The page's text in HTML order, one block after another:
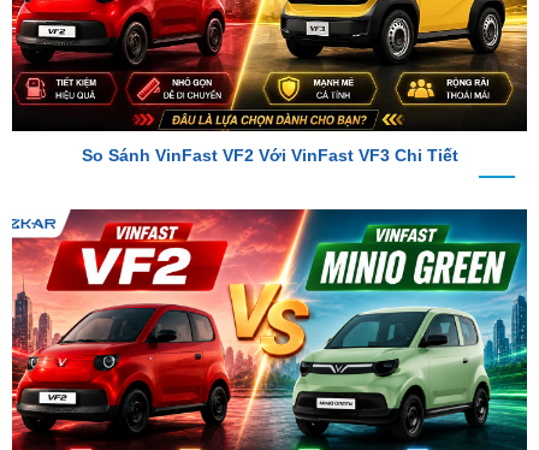
So Sánh VinFast VF2 Với VinFast VF3 Chi Tiết